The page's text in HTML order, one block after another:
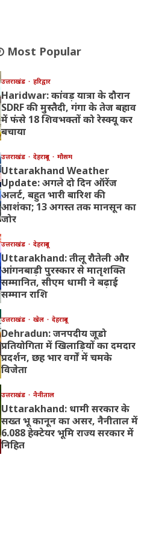
Most Popular
उत्तराखंड हरिद्वार
Haridwar: कांवड़ यात्रा के दौरान
SDRF की मुस्तैदी, गंगा के तेज बहाव
में फंसे 18 शिवभक्तों को रेस्क्यू कर
बचाया
उत्तराखंड देहरादून मौसम
Uttarakhand Weather
Update: अगले दो दिन ऑरेंज
अलर्ट, बहुत भारी बारिश की
आशंका; 13 अगस्त तक मानसून का
जोर
उत्तराखंड देहरादून
Uttarakhand: तीलू रौतेली और
आंगनबाड़ी पुरस्कार से मातृशक्ति
सम्मानित, सीएम धामी ने बढ़ाई
सम्मान राशि
उत्तराखंड खेल देहरादून
Dehradun: जनपदीय जूडो
प्रतियोगिता में खिलाड़ियों का दमदार
प्रदर्शन, छह भार वर्गों में चमके
विजेता
उत्तराखंड नैनीताल
Uttarakhand: धामी सरकार के
सख्त भू कानून का असर, नैनीताल में
6.088 हेक्टेयर भूमि राज्य सरकार में
निहित